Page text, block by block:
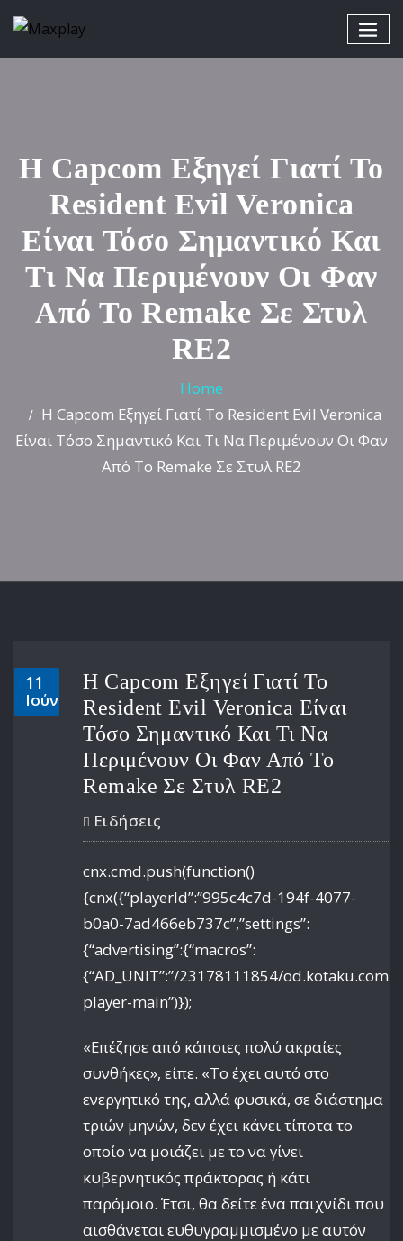
Η Capcom Εξηγεί Γιατί Το
Resident Evil Veronica
Είναι Τόσο Σημαντικό Και
Τι Να Περιμένουν Οι Φαν
Από Το Remake Σε Στυλ
RE2
Home
Η Capcom Εξηγεί Γιατί Το Resident Evil Veronica
Είναι Τόσο Σημαντικό Και Τι Να Περιμένουν Οι Φαν
Από Το Remake Σε Στυλ RE2
11
Ιούν
Η Capcom Εξηγεί Γιατί Το
Resident Evil Veronica Είναι
Τόσο Σημαντικό Και Τι Να
Περιμένουν Οι Φαν Από Το
Remake Σε Στυλ RE2
Ειδήσεις
cnx.cmd.push(function()
{cnx({“playerId”:”995c4c7d-194f-4077-
b0a0-7ad466eb737c”,”settings”:
{“advertising”:{“macros”:
{“AD_UNIT”:”/23178111854/od.kotaku.com/
player-main”)});
«Επέζησε από κάποιες πολύ ακραίες
συνθήκες», είπε. «Το έχει αυτό στο
ενεργητικό της, αλλά φυσικά, σε διάστημα
τριών μηνών, δεν έχει κάνει τίποτα το
οποίο να μοιάζει με το να γίνει
κυβερνητικός πράκτορας ή κάτι
παρόμοιο. Έτσι, θα δείτε ένα παιχνίδι που
αισθάνεται ευθυγραμμισμένο με αυτόν